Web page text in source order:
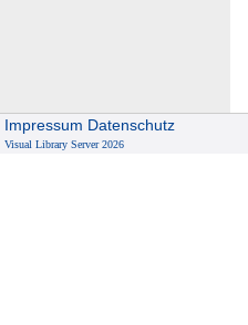
Impressum Datenschutz
Visual Library Server 2026